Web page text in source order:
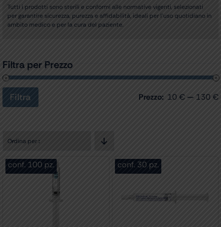
Tutti i prodotti sono sterili e conformi alle normative vigenti, selezionati
per garantire sicurezza, purezza e affidabilità, ideali per l’uso quotidiano in
ambito medico e per la cura del paziente.
Filtra per Prezzo
Prezzo
Min
Prezzo
Max
Filtra Prezzo: 10 € — 130 €
Ordina per:
conf. 100 pz. conf. 30 pz.